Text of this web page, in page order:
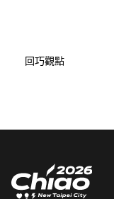
回巧觀點